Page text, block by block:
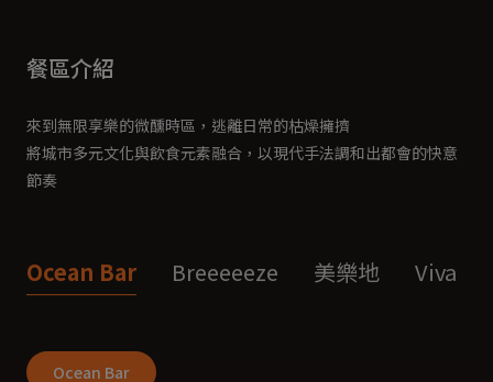
餐區介紹
來到無限享樂的微醺時區，逃離日常的枯燥擁擠
將城市多元文化與飲食元素融合，以現代手法調和出都會的快意
節奏
Ocean Bar Breeeeeze 美樂地 Viva
Ocean Bar